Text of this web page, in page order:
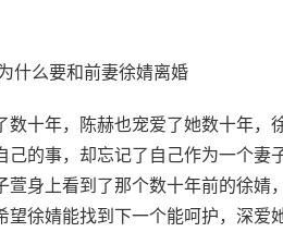
十年，陈赫也宠爱了她数十年，
的事，却忘记了自己作为一个妻
身上看到了那个数十年前的徐婧
徐婧能找到下一个能呵护，深爱